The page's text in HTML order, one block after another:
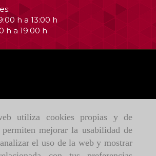
utiliza cookies propias y de
permiten mejorar la usabilidad de
el uso de la web y mostrar
h a 13:00 h
h a 19:00 h